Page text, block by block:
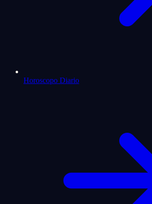
Horoscopo Diario